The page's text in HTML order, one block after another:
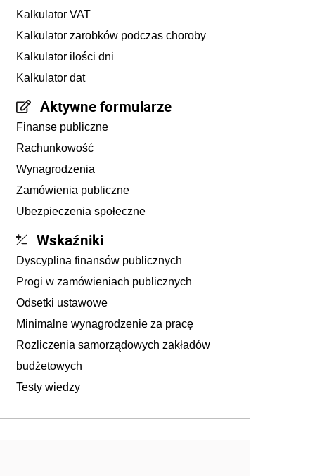
Kalkulator VAT
Kalkulator zarobków podczas choroby
Kalkulator ilości dni
Kalkulator dat
Aktywne formularze
Finanse publiczne
Rachunkowość
Wynagrodzenia
Zamówienia publiczne
Ubezpieczenia społeczne
Wskaźniki
Dyscyplina finansów publicznych
Progi w zamówieniach publicznych
Odsetki ustawowe
Minimalne wynagrodzenie za pracę
Rozliczenia samorządowych zakładów
budżetowych
Testy wiedzy